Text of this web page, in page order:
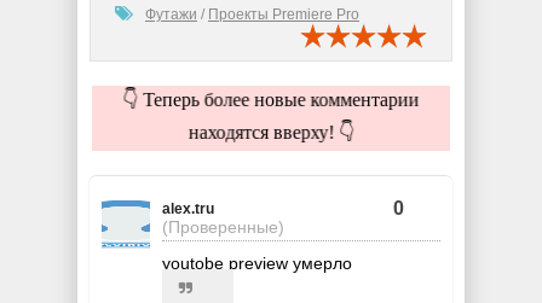
Футажи / Проекты Premiere Pro
👇 Теперь более новые комментарии
находятся вверху! 👇
alex.tru
(Проверенные)
0
youtobe preview умерло